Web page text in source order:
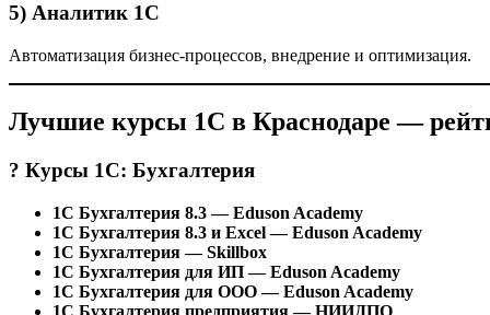
5) Аналитик 1С
Автоматизация бизнес-процессов, внедрение и оптимизация.
Лучшие курсы 1С в Краснодаре —
? Курсы 1С: Бухгалтерия
1С Бухгалтерия 8.3 — Eduson Academy
1С Бухгалтерия 8.3 и Excel — Eduson Academy
1С Бухгалтерия — Skillbox
1С Бухгалтерия для ИП — Eduson Academy
1С Бухгалтерия для ООО — Eduson Academy
1С Бухгалтерия предприятия — НИИДПО